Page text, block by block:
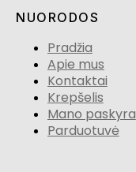
NUORODOS
Pradžia
Apie mus
Kontaktai
Krepšelis
Mano paskyra
Parduotuvė